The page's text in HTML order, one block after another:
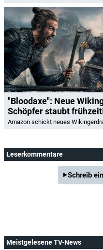
"Bloodaxe": Neue
Schöpfer staubt
Amazon schickt neues
Leserkommentare
Schreib
Meistgelesene TV-News